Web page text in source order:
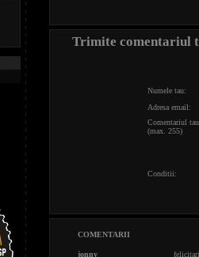
Trimite comentariul
Numele tau:
Adresa email:
Comentariul
(max. 255)
Conditii:
COMENTARII
jonny